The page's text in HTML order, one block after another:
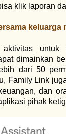
klik laporan
keluarga
dimainkan
dari 50
Family Link
dan
pihak